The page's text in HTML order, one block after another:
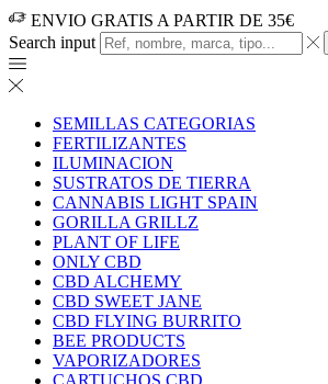
ENVIO GRATIS A PARTIR DE 35€
Search input
SEMILLAS CATEGORIAS
FERTILIZANTES
ILUMINACION
SUSTRATOS DE TIERRA
CANNABIS LIGHT SPAIN
GORILLA GRILLZ
PLANT OF LIFE
ONLY CBD
CBD ALCHEMY
CBD SWEET JANE
CBD FLYING BURRITO
BEE PRODUCTS
VAPORIZADORES